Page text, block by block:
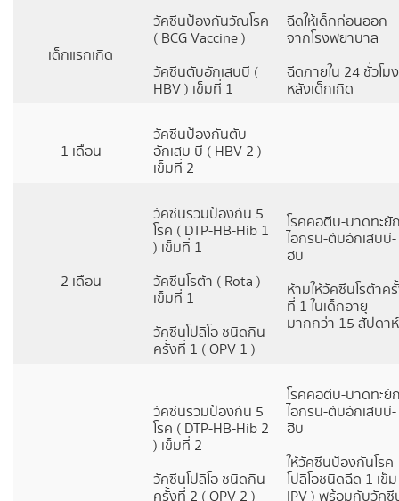
เด็กแรกเกิด
วัคซีนป้องกันวัณโรค
( BCG Vaccine )
วัคซีนตับอักเสบบี (
HBV ) เข็มที่ 1
ฉีดให้เด็กก่อนออก
จากโรงพยาบาล
ฉีดภายใน 24 ชั่วโมง
หลังเด็กเกิด
1 เดือน
วัคซีนป้องกันตับ
อักเสบ บี ( HBV 2 )
เข็มที่ 2
–
2 เดือน
วัคซีนรวมป้องกัน 5
โรค ( DTP-HB-Hib 1
) เข็มที่ 1
วัคซีนโรต้า ( Rota )
เข็มที่ 1
วัคซีนโปลิโอ ชนิดกิน
ครั้งที่ 1 ( OPV 1 )
โรคคอตีบ-บาดทะยั
ไอกรน-ตับอักเสบบี-
ฮิบ
ห้ามให้วัคซีนโรต้าค
ที่ 1 ในเด็กอายุ
มากกว่า 15 สัปดาห์
–
วัคซีนรวมป้องกัน 5
โรค ( DTP-HB-Hib 2
) เข็มที่ 2
วัคซีนโปลิโอ ชนิดกิน
โรคคอตีบ-บาดทะยั
ไอกรน-ตับอักเสบบี-
ฮิบ
ให้วัคซีนป้องกันโรค
โปลิโอชนิดฉีด 1 เข็